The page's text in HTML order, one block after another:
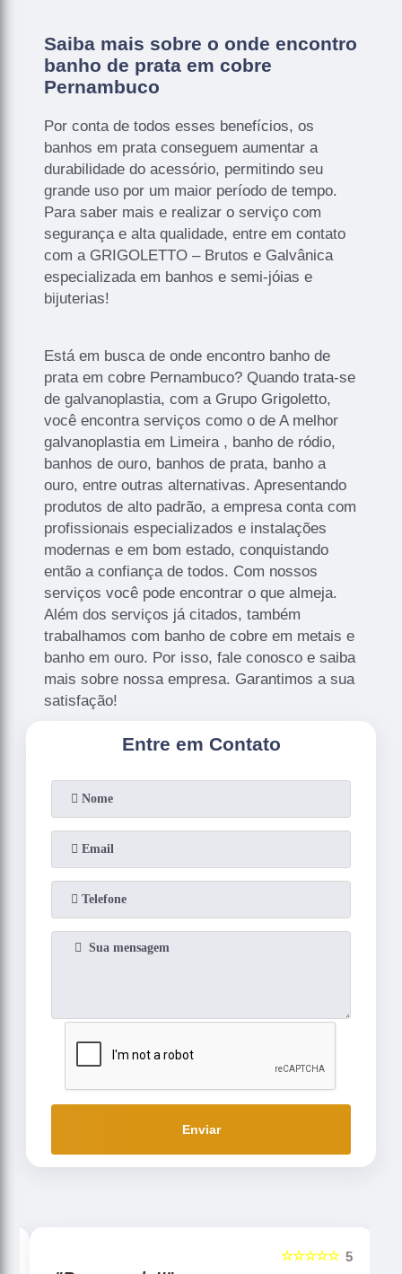
Saiba mais sobre o onde encontro
banho de prata em cobre
Pernambuco
Por conta de todos esses benefícios, os
banhos em prata conseguem aumentar a
durabilidade do acessório, permitindo seu
grande uso por um maior período de tempo.
Para saber mais e realizar o serviço com
segurança e alta qualidade, entre em contato
com a GRIGOLETTO – Brutos e Galvânica
especializada em banhos e semi-jóias e
bijuterias!
Está em busca de onde encontro banho de
prata em cobre Pernambuco? Quando trata-se
de galvanoplastia, com a Grupo Grigoletto,
você encontra serviços como o de A melhor
galvanoplastia em Limeira , banho de ródio,
banhos de ouro, banhos de prata, banho a
ouro, entre outras alternativas. Apresentando
produtos de alto padrão, a empresa conta com
profissionais especializados e instalações
modernas e em bom estado, conquistando
então a confiança de todos. Com nossos
serviços você pode encontrar o que almeja.
Além dos serviços já citados, também
trabalhamos com banho de cobre em metais e
banho em ouro. Por isso, fale conosco e saiba
mais sobre nossa empresa. Garantimos a sua
satisfação!
Entre em Contato
Enviar
5
☆☆☆☆☆